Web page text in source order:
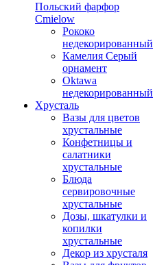
Польский фарфор
Сmielow
Рококо
недекорированный
Камелия Серый
орнамент
Oktawa
недекорированный
Хрусталь
Вазы для цветов
хрустальные
Конфетницы и
салатники
хрустальные
Блюда
сервировочные
хрустальные
Дозы, шкатулки и
копилки
хрустальные
Декор из хрусталя